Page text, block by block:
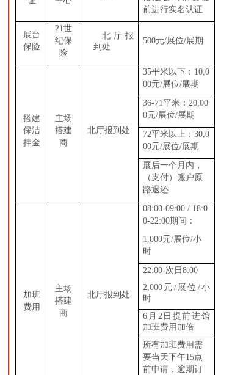
前进行实名认证
展台
保险
21世
纪保
险
北厅报
到处
500元/展位/展期
搭建
保洁
押金
主场
搭建
商
北厅报到处
35平米以下：10,0
00元/展位/展期
36-71平米：20,00
0元/展位/展期
72平米以上：30,0
00元/展位/展期
展后一个月内，
（支付）账户原
路退还
加班
费用
主场
搭建
商
北厅报到处
08:00-09:00 / 18:0
0-22:00期间：
1,000元/展位/小
时
22:00-次日8:00
2,000元/展位/小
时
6月2日提前进馆
加班费用加倍
所有加班费用需
要当天下午15点
前申请，逾期订